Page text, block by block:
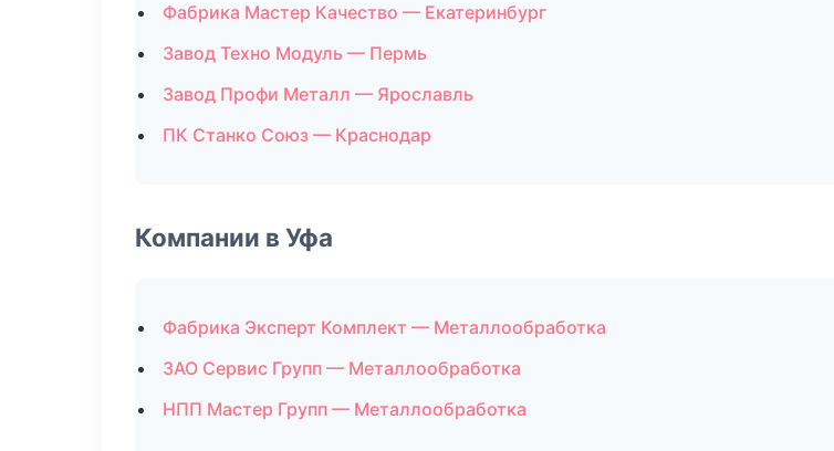
Фабрика Мастер Качество — Екатеринбург
Завод Техно Модуль — Пермь
Завод Профи Металл — Ярославль
ПК Станко Союз — Краснодар
Компании в Уфа
Фабрика Эксперт Комплект — Металлообработка
ЗАО Сервис Групп — Металлообработка
НПП Мастер Групп — Металлообработка